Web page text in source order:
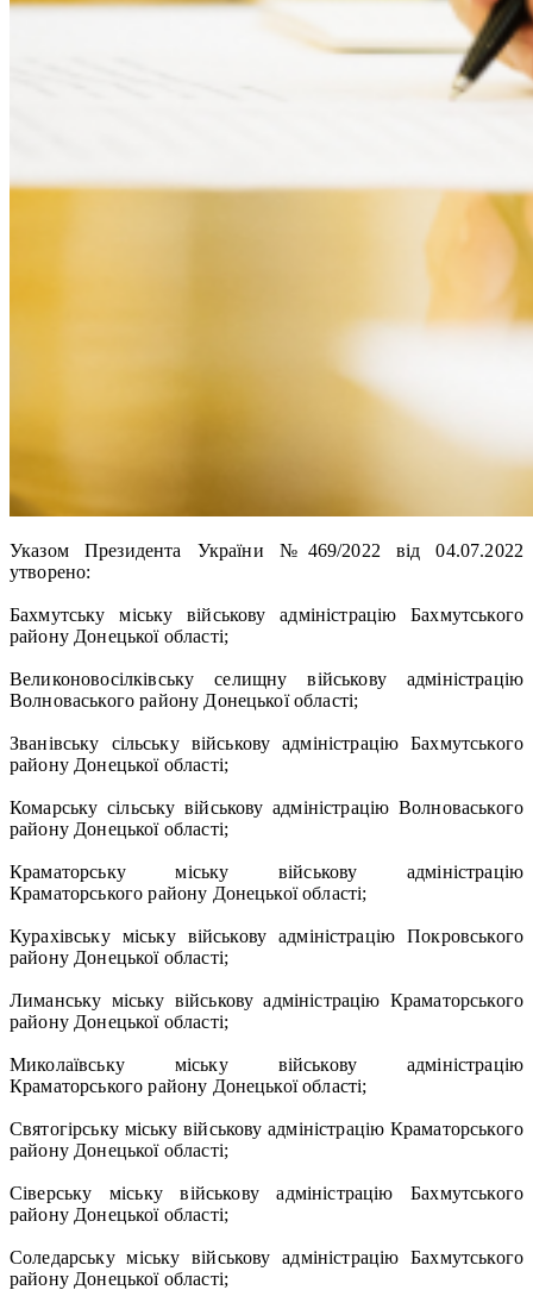
Указом Президента України №469/2022 від 04.07.2022
утворено:
Бахмутську міську військову адміністрацію Бахмутського
району Донецької області;
Великоновосілківську селищну військову адміністрацію
Волноваського району Донецької області;
Званівську сільську військову адміністрацію Бахмутського
району Донецької області;
Комарську сільську військову адміністрацію Волноваського
району Донецької області;
Краматорську міську військову адміністрацію
Краматорського району Донецької області;
Курахівську міську військову адміністрацію Покровського
району Донецької області;
Лиманську міську військову адміністрацію Краматорського
району Донецької області;
Миколаївську міську військову адміністрацію
Краматорського району Донецької області;
Святогірську міську військову адміністрацію Краматорського
району Донецької області;
Сіверську міську військову адміністрацію Бахмутського
району Донецької області;
Соледарську міську військову адміністрацію Бахмутського
району Донецької області;